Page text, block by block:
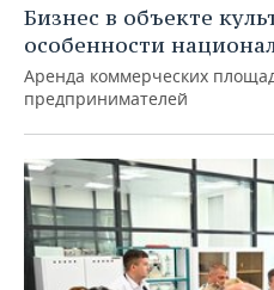
Бизнес в объекте
особенности
Аренда коммерческих
предпринимателей